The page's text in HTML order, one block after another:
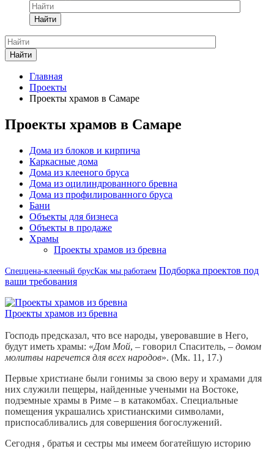
Найти
Найти
Главная
Проекты
Проекты храмов в Самаре
Проекты храмов в Самаре
Дома из блоков и кирпича
Каркасные дома
Дома из клееного бруса
Дома из оцилиндрованного бревна
Дома из профилированного бруса
Бани
Объекты для бизнеса
Объекты в продаже
Храмы
Проекты храмов из бревна
Спеццена-клееный брусКак мы работаем Подборка проектов под
ваши требования
Проекты храмов из бревна
Господь предсказал, что все народы, уверовавшие в Него,
будут иметь храмы: «Дом Мой, – говорил Спаситель, – домом
молитвы наречется для всех народов». (Мк. 11, 17.)
Первые христиане были гонимы за свою веру и храмами для
них служили пещеры, найденные учеными на Востоке,
подземные храмы в Риме – в катакомбах. Специальные
помещения украшались христианскими символами,
приспосабливались для совершения богослужений.
Сегодня , братья и сестры мы имеем богатейшую историю